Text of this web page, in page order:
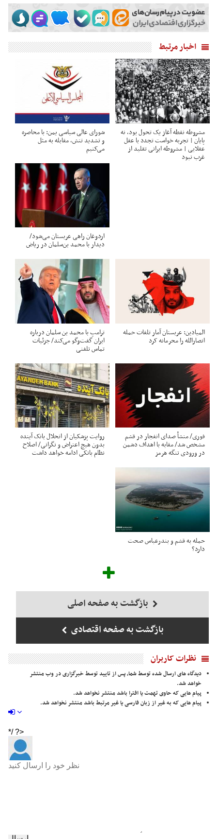
اخبار مرتبط
مشروطه نقطه آغاز یک تحول بود، نه
پایان | تجربه خواست تجدد با عقل
عقلایی | مشروطه ایرانی تقلید از
غرب نبود
شورای عالی سیاسی یمن: با محاصره
و تشدید تنش، مقابله به مثل
می‌کنیم
اردوغان راهی عربستان می‌شود/
دیدار با محمد بن‌سلمان در ریاض
المیادین: عربستان آمار تلفات حمله
انصارالله را محرمانه کرد
ترامپ با محمد بن سلمان درباره
ایران گفت‌وگو می‌کند/ جزئیات
تماس تلفنی
فوری/ منشأ صدای انفجار در قشم
مشخص شد/ مقابه با اهداف دشمن
در ورودی تنگه هرمز
روایت پزشکیان از انحلال بانک آینده
بدون هیچ اعتراض و نگرانی/ اصلاح
نظام بانکی ادامه خواهد داشت
حمله به قشم و بندرعباس صحت
دارد؟
بازگشت به صفحه اصلی
بازگشت به صفحه اقتصادی
نظرات کاربران
دیدگاه های ارسال شده توسط شما، پس از تایید توسط خبرگزاری در وب منتشر
خواهد شد.
پیام هایی که حاوی تهمت یا افترا باشد منتشر نخواهد شد.
پیام هایی که به غیر از زبان فارسی یا غیر مرتبط باشد منتشر نخواهد شد.